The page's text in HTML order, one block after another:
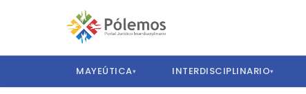
MAYEÚTICA▾ INTERDISCIPLINARIO▾